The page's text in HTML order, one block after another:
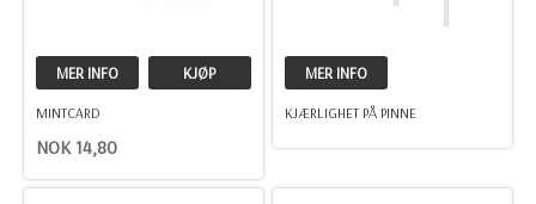
MER INFO KJØP
MINTCARD
NOK 14,80
MER INFO
KJÆRLIGHET PÅ PINNE